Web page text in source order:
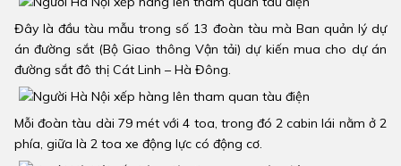
Đây là đầu tàu mẫu trong số 13 đoàn tàu mà Ban quản lý dự
án đường sắt (Bộ Giao thông Vận tải) dự kiến mua cho dự án
đường sắt đô thị Cát Linh – Hà Đông.
Mỗi đoàn tàu dài 79 mét với 4 toa, trong đó 2 cabin lái nằm ở 2
phía, giữa là 2 toa xe động lực có động cơ.